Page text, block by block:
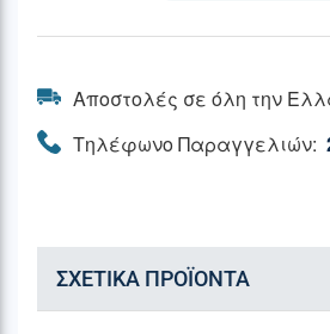
Αποστολές σε όλη την
Τηλέφωνο Παραγγελιών:
ΣΧΕΤΙΚΆ ΠΡΟΪΌΝΤΑ